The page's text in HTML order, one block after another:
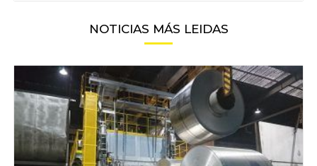
NOTICIAS MÁS LEIDAS